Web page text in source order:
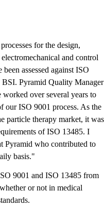
for the design,
and control
assessed against ISO
BSI. Pyramid Quality Manager
worked over several years to
our ISO 9001 process. As the
particle therapy market, it was
of ISO 13485. I
Pyramid who contributed to
basis."
9001 and ISO 13485 from
or not in medical